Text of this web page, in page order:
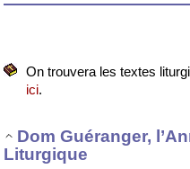
On trouvera les textes
ici.
Dom Guéranger,
Liturgique